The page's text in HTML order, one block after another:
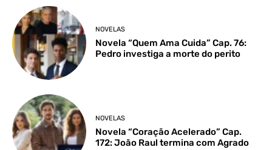
NOVELAS
Novela “Quem Ama Cuida” Cap. 76:
Pedro investiga a morte do perito
NOVELAS
Novela “Coração Acelerado” Cap.
172: João Raul termina com Agrado